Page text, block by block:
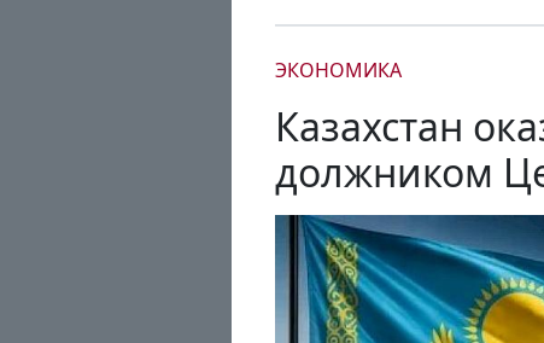
ЭКОНОМИКА
Казахстан
должником